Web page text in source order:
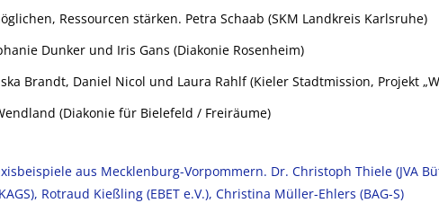
Ressourcen stärken. Petra Schaab (SKM Landkreis Karlsruhe)
Dunker und Iris Gans (Diakonie Rosenheim)
Brandt, Daniel Nicol und Laura Rahlf (Kieler Stadtmission, Projekt
(Diakonie für Bielefeld / Freiräume)
aus Mecklenburg-Vorpommern. Dr. Christoph Thiele (JVA
Rotraud Kießling (EBET e.V.), Christina Müller-Ehlers (BAG-S)